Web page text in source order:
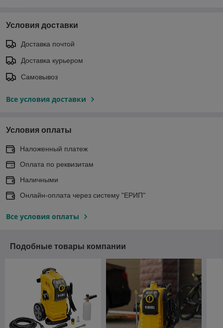
Условия доставки
Доставка почтой
Доставка курьером
Самовывоз
Все условия доставки
Условия оплаты
Наложенный платеж
Оплата по реквизитам
Наличными
Онлайн-оплата через систему "ЕРИП"
Все условия оплаты
Подобные товары компании